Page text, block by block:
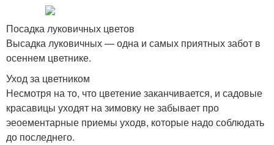
Посадка луковичных цветов
Высадка луковичных — одна и самых приятных забот в
осеннем цветнике.
Уход за цветником
Несмотря на то, что цветение заканчивается, и садовые
красавицы уходят на зимовку не забывает про
эеоементарные приемы уходв, которые надо соблюдать
до последнего.